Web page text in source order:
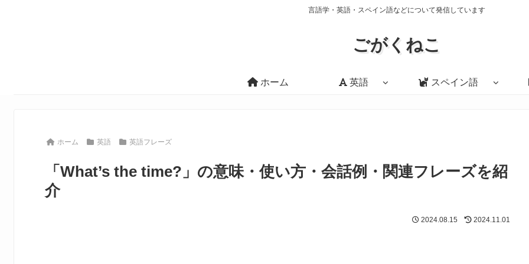
言語学・英語・スペイン語などについて発信しています
ごがくねこ
ホーム 英語 スペイン語
ホーム 英語 英語フレーズ
「What’s the time?」の意味・使い方・会話例・関連フレーズを紹
介
2024.08.15 2024.11.01